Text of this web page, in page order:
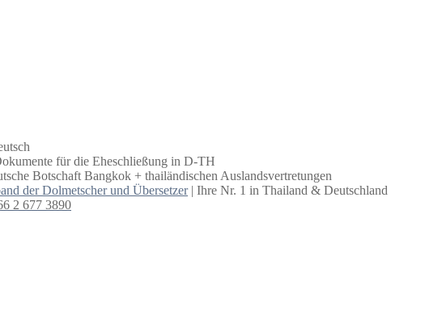
für die Eheschließung in D-TH
Botschaft Bangkok + thailändischen Auslandsvertretungen
der Dolmetscher und Übersetzer| Ihre Nr. 1 in Thailand & Deutschland
2 677 3890